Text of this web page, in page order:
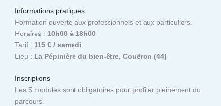
Informations pratiques
Formation ouverte aux professionnels et aux particuliers.
Horaires : 10h00 à 18h00
Tarif : 115 € / samedi
Lieu : La Pépinière du bien-être, Couëron (44)
Inscriptions
Les 5 modules sont obligatoires pour profiter pleinement du
parcours.